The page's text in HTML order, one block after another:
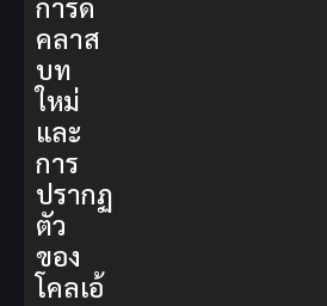
การ์ด
คลาส
บท
ใหม่
และ
การ
ปรากฏ
ตัว
ของ
โคลเอ้